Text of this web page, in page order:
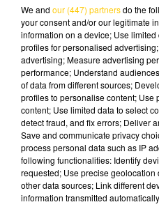
16 décembre 2025 - 4
L'INFO DE LA
À 08H30
Ecoutez sur Totem
dans le Nord du Lot et le
reportages de nos
We and our (447) partnersdo the
your consent and/or our legitimate
information on a device; Use
profiles for personalised
advertising; Measure advertising
performance; Understand
of data from different sources;
profiles to personalise content; Use
content; Use limited data to select
detect fraud, and fix errors; Deliver
Save and communicate privacy
process personal data such as IP
following functionalities: Identify
requested; Use precise
other data sources; Link different
information transmitted